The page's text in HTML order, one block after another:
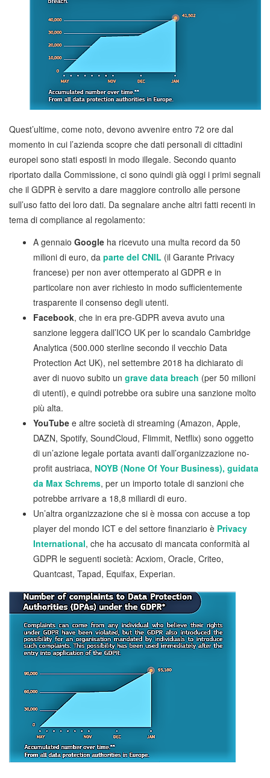
Quest’ultime, come noto, devono avvenire entro 72 ore dal
momento in cui l’azienda scopre che dati personali di cittadini
europei sono stati esposti in modo illegale. Secondo quanto
riportato dalla Commissione, ci sono quindi già oggi i primi segnali
che il GDPR è servito a dare maggiore controllo alle persone
sull’uso fatto dei loro dati. Da segnalare anche altri fatti recenti in
tema di compliance al regolamento:
A gennaio Google ha ricevuto una multa record da 50
milioni di euro, da parte del CNIL (il Garante Privacy
francese) per non aver ottemperato al GDPR e in
particolare non aver richiesto in modo sufficientemente
trasparente il consenso degli utenti.
Facebook, che in era pre-GDPR aveva avuto una
sanzione leggera dall’ICO UK per lo scandalo Cambridge
Analytica (500.000 sterline secondo il vecchio Data
Protection Act UK), nel settembre 2018 ha dichiarato di
aver di nuovo subito un grave data breach (per 50 milioni
di utenti), e quindi potrebbe ora subire una sanzione molto
più alta.
YouTube e altre società di streaming (Amazon, Apple,
DAZN, Spotify, SoundCloud, Flimmit, Netflix) sono oggetto
di un’azione legale portata avanti dall’organizzazione no-
profit austriaca, NOYB (None Of Your Business), guidata
da Max Schrems, per un importo totale di sanzioni che
potrebbe arrivare a 18,8 miliardi di euro.
Un’altra organizzazione che si è mossa con accuse a top
player del mondo ICT e del settore finanziario è Privacy
International, che ha accusato di mancata conformità al
GDPR le seguenti società: Acxiom, Oracle, Criteo,
Quantcast, Tapad, Equifax, Experian.